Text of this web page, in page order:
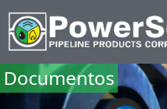
Documentos